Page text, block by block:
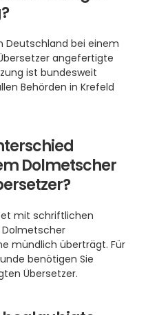
Deutschland bei einem
angefertigte
ist bundesweit
Behörden in Krefeld
Dolmetscher
mit schriftlichen
Dolmetscher
mündlich überträgt. Für
benötigen Sie
Übersetzer.